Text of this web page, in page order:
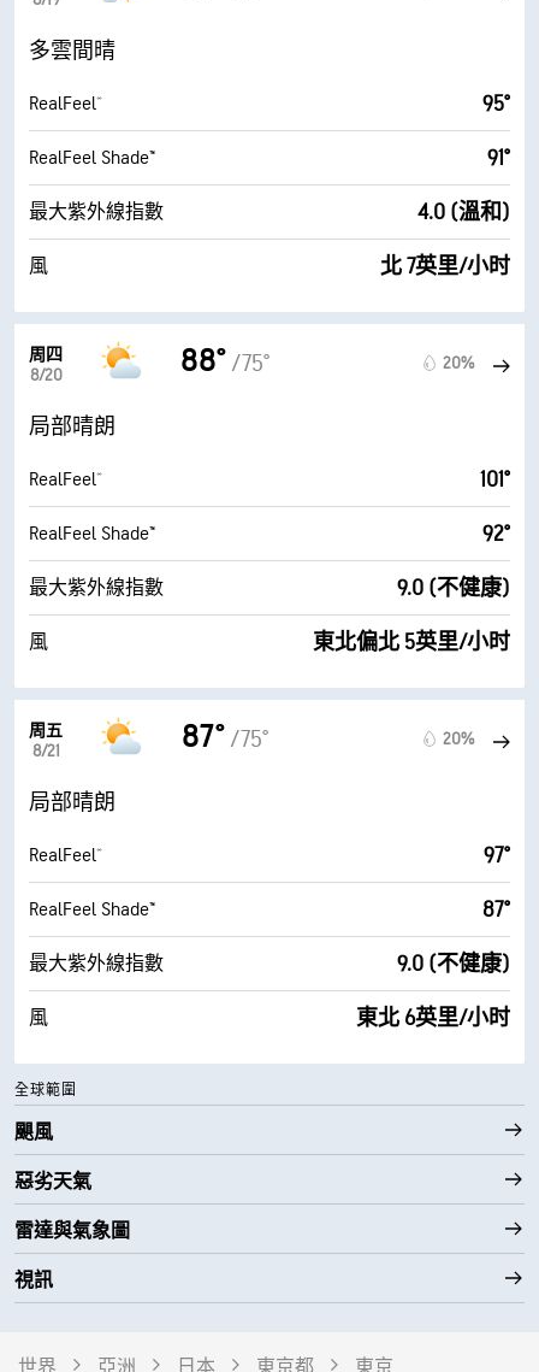
多雲間晴
RealFeel® 95°
RealFeel Shade™ 91°
最大紫外線指數 4.0 (溫和)
風 北 7英里/小时
周四
8/20
88° /75° 20%
局部晴朗
RealFeel® 101°
RealFeel Shade™ 92°
最大紫外線指數 9.0 (不健康)
風 東北偏北 5英里/小时
周五
8/21
87° /75° 20%
局部晴朗
RealFeel® 97°
RealFeel Shade™ 87°
最大紫外線指數 9.0 (不健康)
風 東北 6英里/小时
全球範圍
颶風
惡劣天氣
雷達與氣象圖
視訊